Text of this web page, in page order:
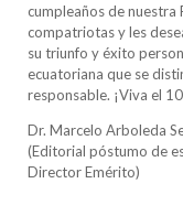
cumpleaños de nuestra
compatriotas y les
su triunfo y éxito
ecuatoriana que se
responsable. ¡Viva el
Dr. Marcelo Arboleda
(Editorial póstumo de
Director Emérito)